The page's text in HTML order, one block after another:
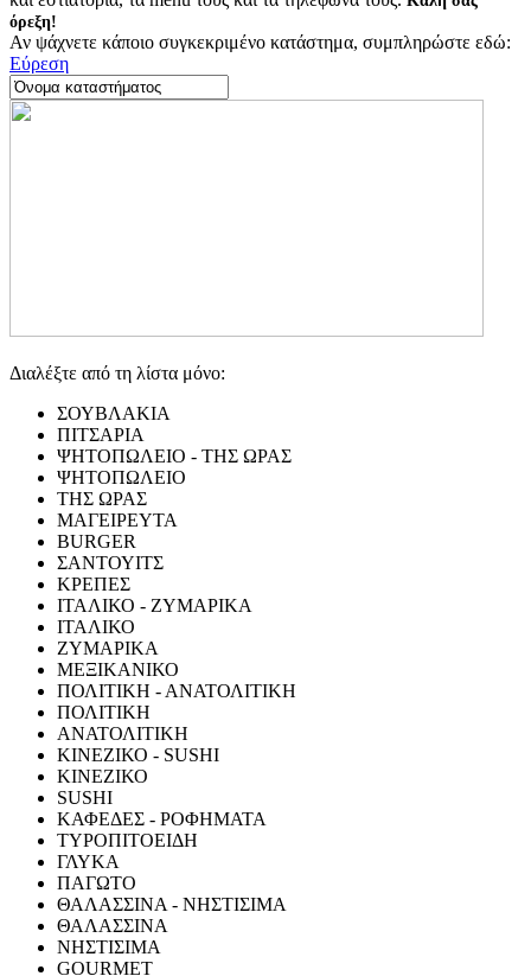
όρεξη!
Αν ψάχνετε κάποιο συγκεκριμένο κατάστημα, συμπληρώστε εδώ:
Εύρεση
Διαλέξτε από τη λίστα μόνο:
ΣΟΥΒΛΑΚΙΑ
ΠΙΤΣΑΡΙΑ
ΨΗΤΟΠΩΛΕΙΟ - ΤΗΣ ΩΡΑΣ
ΨΗΤΟΠΩΛΕΙΟ
ΤΗΣ ΩΡΑΣ
ΜΑΓΕΙΡΕΥΤΑ
BURGER
ΣΑΝΤΟΥΙΤΣ
ΚΡΕΠΕΣ
ΙΤΑΛΙΚΟ - ΖΥΜΑΡΙΚΑ
ΙΤΑΛΙΚΟ
ΖΥΜΑΡΙΚΑ
ΜΕΞΙΚΑΝΙΚΟ
ΠΟΛΙΤΙΚΗ - ΑΝΑΤΟΛΙΤΙΚΗ
ΠΟΛΙΤΙΚΗ
ΑΝΑΤΟΛΙΤΙΚΗ
ΚΙΝΕΖΙΚΟ - SUSHI
ΚΙΝΕΖΙΚΟ
SUSHI
ΚΑΦΕΔΕΣ - ΡΟΦΗΜΑΤΑ
ΤΥΡΟΠΙΤΟΕΙΔΗ
ΓΛΥΚΑ
ΠΑΓΩΤΟ
ΘΑΛΑΣΣΙΝΑ - ΝΗΣΤΙΣΙΜΑ
ΘΑΛΑΣΣΙΝΑ
ΝΗΣΤΙΣΙΜΑ
GOURMET